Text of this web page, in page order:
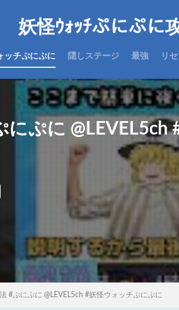
妖怪ｳｫｯﾁぷにぷに
ッチぷにぷに 隠しステージ 最強 リ
ぷに @LEVEL5ch
#ぷにぷに @LEVEL5ch #妖怪ウォッチぷにぷに